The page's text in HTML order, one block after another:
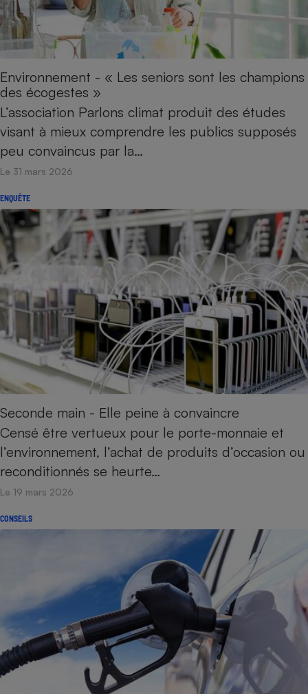
Environnement - « Les seniors sont les champions
des écogestes »
L’association Parlons climat produit des études
visant à mieux comprendre les publics supposés
peu convaincus par la…
Le 31 mars 2026
ENQUÊTE
Seconde main - Elle peine à convaincre
Censé être vertueux pour le porte-monnaie et
l’environnement, l’achat de produits d’occasion ou
reconditionnés se heurte…
Le 19 mars 2026
CONSEILS